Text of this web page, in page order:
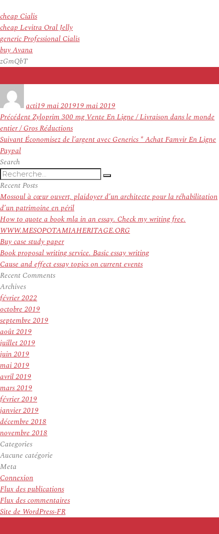
cheap Cialis
cheap Levitra Oral Jelly
generic Professional Cialis
buy Avana
zGmQbT
actile
19 mai 201919 mai 2019
Navigation
de
l’article
PrécédentArticle
précédent :
Zyloprim 300 mg Vente En Ligne / Livraison dans le monde
entier / Gros Réductions
SuivantArticle
Économisez de l’argent avec Generics * Achat Famvir En Ligne
Paypal
Search
Recherche
pour
:
Recherche
Recent Posts
Mossoul à cœur ouvert, plaidoyer d’un architecte pour la réhabilitation
d’un patrimoine en péril
How to quote a book mla in an essay. Check my writing free.
WWW.MESOPOTAMIAHERITAGE.ORG
Buy case study paper
Book proposal writing service. Basic essay writing
Cause and effect essay topics on current events
Recent Comments
Archives
février 2022
octobre 2019
septembre 2019
août 2019
juillet 2019
juin 2019
mai 2019
avril 2019
mars 2019
février 2019
janvier 2019
décembre 2018
novembre 2018
Categories
Aucune catégorie
Meta
Connexion
Flux des publications
Flux des commentaires
Site de WordPress-FR